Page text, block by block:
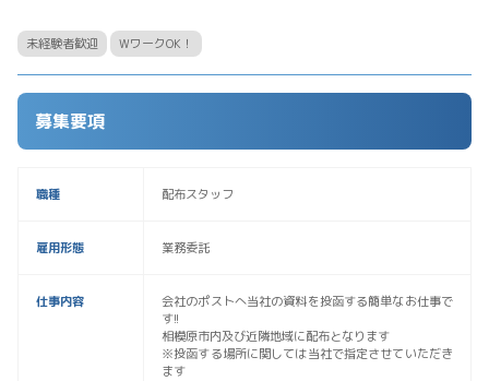
未経験者歓迎 WワークOK！
募集要項
職種 配布スタッフ
雇用形態 業務委託
仕事内容
会社のポストへ当社の資料を投函する簡単なお仕事で
す!!
相模原市内及び近隣地域に配布となります
※投函する場所に関しては当社で指定させていただき
ます